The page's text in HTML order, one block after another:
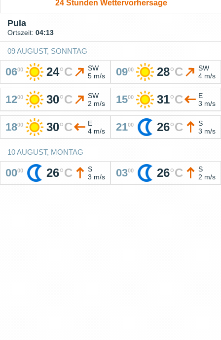
24 Stunden Wettervorhersage
Pula
Ortszeit: 04:13
09 AUGUST, SONNTAG
0600 24°C
SW
5 m/s
0900 28°C
SW
4 m/s
1200 30°C
SW
2 m/s
1500 31°C
E
3 m/s
1800 30°C
E
4 m/s
2100 26°C
S
3 m/s
10 AUGUST, MONTAG
0000 26°C
S
3 m/s
0300 26°C
S
2 m/s